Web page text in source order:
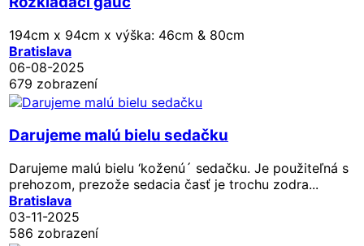
194cm x 94cm x výška: 46cm & 80cm
Bratislava
06-08-2025
679 zobrazení
Darujeme malú bielu sedačku
Darujeme malú bielu ‘koženú´ sedačku. Je použiteľná s
prehozom, prezože sedacia časť je trochu zodra...
Bratislava
03-11-2025
586 zobrazení